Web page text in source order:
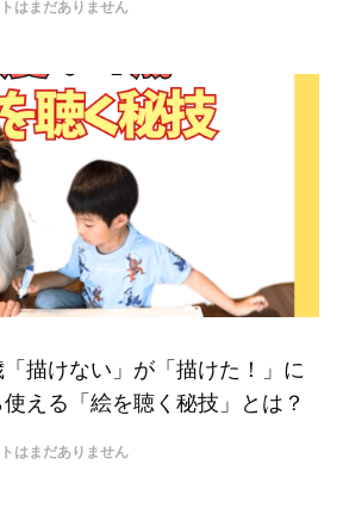
はまだありません
「描けない」が「描けた！」に
える「絵を聴く秘技」とは？
はまだありません